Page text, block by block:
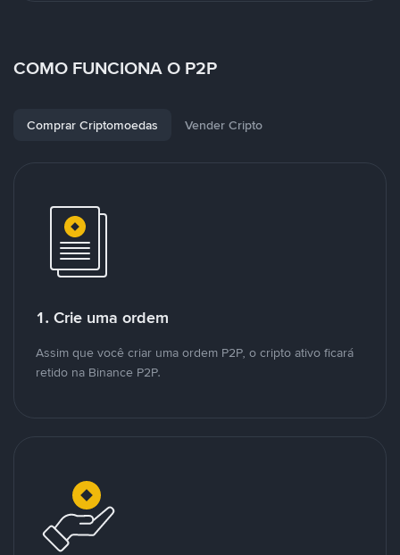
COMO FUNCIONA O P2P
Comprar Criptomoedas Vender Cripto
1. Crie uma ordem
Assim que você criar uma ordem P2P, o cripto ativo ficará
retido na Binance P2P.